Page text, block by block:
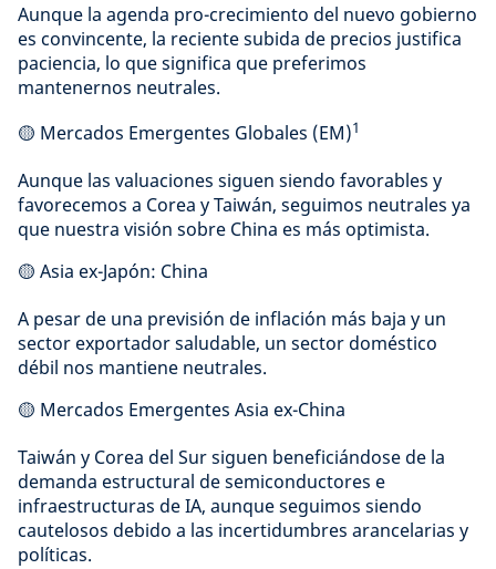
Aunque la agenda pro-crecimiento del nuevo gobierno
es convincente, la reciente subida de precios justifica
paciencia, lo que significa que preferimos
mantenernos neutrales.
🟡 Mercados Emergentes Globales (EM)1
Aunque las valuaciones siguen siendo favorables y
favorecemos a Corea y Taiwán, seguimos neutrales ya
que nuestra visión sobre China es más optimista.
🟡 Asia ex-Japón: China
A pesar de una previsión de inflación más baja y un
sector exportador saludable, un sector doméstico
débil nos mantiene neutrales.
🟡 Mercados Emergentes Asia ex-China
Taiwán y Corea del Sur siguen beneficiándose de la
demanda estructural de semiconductores e
infraestructuras de IA, aunque seguimos siendo
cautelosos debido a las incertidumbres arancelarias y
políticas.